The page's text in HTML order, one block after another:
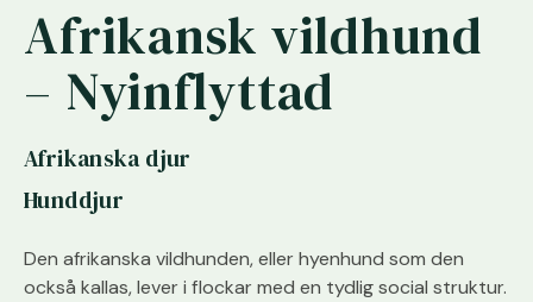
Afrikansk vildhund
– Nyinflyttad
Afrikanska djur
Hunddjur
Den afrikanska vildhunden, eller hyenhund som den
också kallas, lever i flockar med en tydlig social struktur.